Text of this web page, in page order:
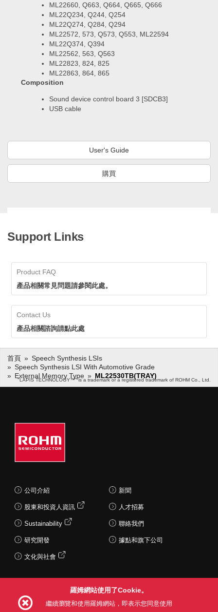
ML22660, Q663, Q664, Q665, Q666
ML22Q234, Q244, Q254
ML22Q274, Q284, Q294
ML22572, 573, Q573, Q553, ML22594
ML22Q374, Q394
ML22562, 563, Q563
ML22823, 824, 825
ML22863, 864, 865
Composition
Sound device control board 3 [SDCB3]
USB cable
User's Guide
購買
Support Links
Product FAQ
產品相關常見問題請參閱此處。
Contact Us
產品相關諮詢請點此處
"LAPIS TECHNOLOGY™" is a trademark or a registered trademark of ROHM Co., Ltd.
首頁
Speech Synthesis LSIs
Speech Synthesis LSI With Automotive Grade
External Memory Type
ML22530TB(TRAY)
公司介紹
股東和投資人資訊
Sustainability
研究開發
文化與社會
新聞
人才招募
聯絡我們
據點和旗下公司
羅姆網站使用了Cookie。
繼續瀏覽和使用羅姆網站，即表示您同意使用